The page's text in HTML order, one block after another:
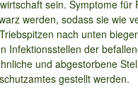
sein. Symptome
werden, sodass sie wie
nach unten
Infektionsstellen der
und abgestorbene
gestellt werden.